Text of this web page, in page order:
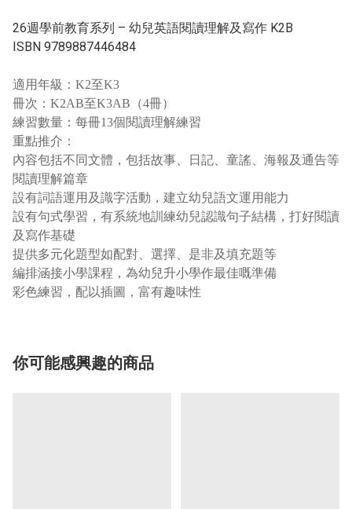
26週學前教育系列 – 幼兒英語閱讀理解及寫作 K2B
ISBN 9789887446484
適用年級：K2至K3
冊次：K2AB至K3AB（4冊）
練習數量：每冊13個閱讀理解練習
重點推介：
內容包括不同文體，包括故事、日記、童謠、海報及通告等
閱讀理解篇章
設有詞語運用及識字活動，建立幼兒語文運用能力
設有句式學習，有系統地訓練幼兒認識句子結構，打好閱讀
及寫作基礎
提供多元化題型如配對、選擇、是非及填充題等
編排涵接小學課程，為幼兒升小學作最佳嘅準備
彩色練習，配以插圖，富有趣味性
你可能感興趣的商品